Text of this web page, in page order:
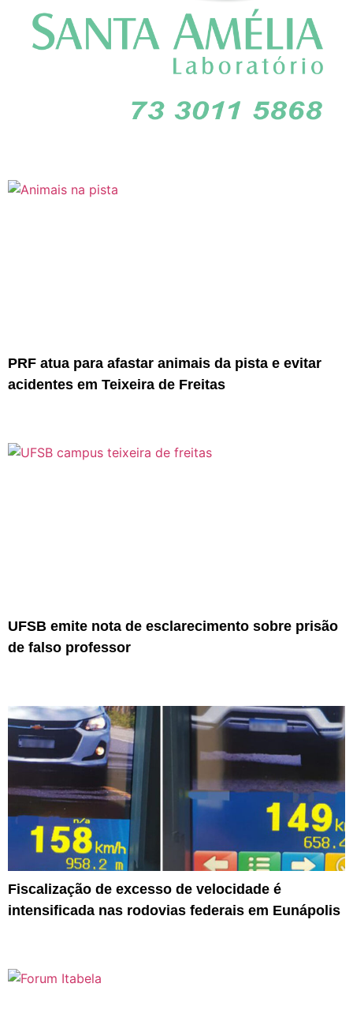
PRF atua para afastar animais da pista e evitar
acidentes em Teixeira de Freitas
UFSB emite nota de esclarecimento sobre prisão
de falso professor
Fiscalização de excesso de velocidade é
intensificada nas rodovias federais em Eunápolis